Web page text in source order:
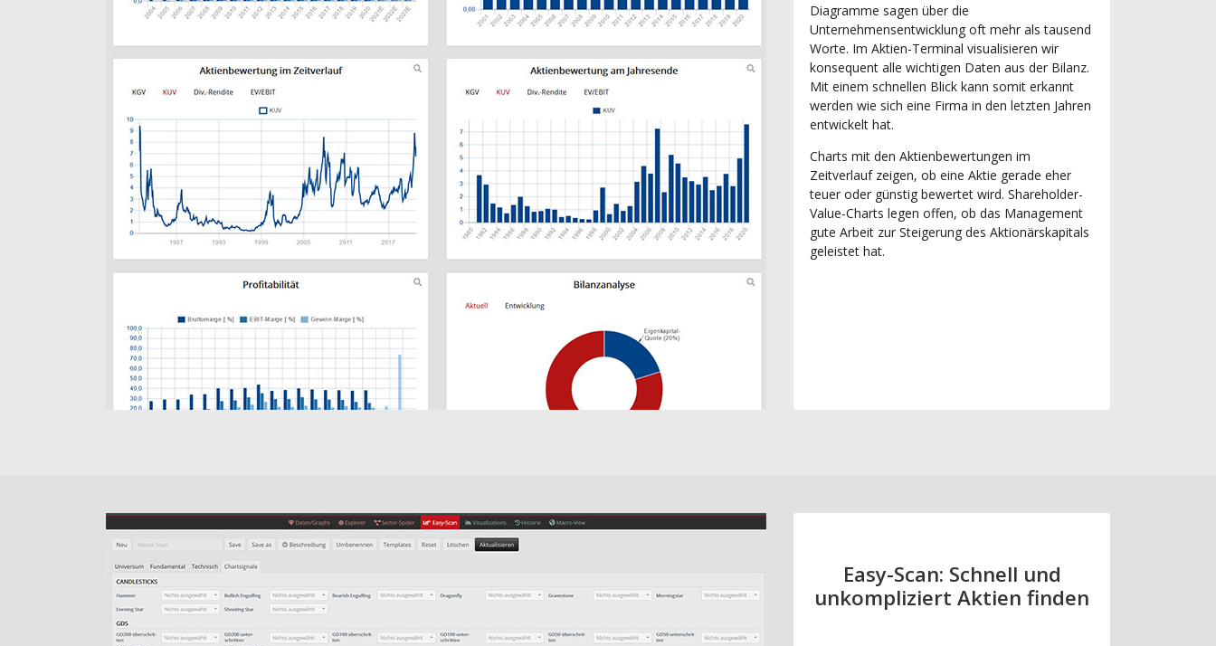
Diagramme sagen über die
Unternehmensentwicklung oft mehr als tausend
Worte. Im Aktien-Terminal visualisieren wir
konsequent alle wichtigen Daten aus der Bilanz.
Mit einem schnellen Blick kann somit erkannt
werden wie sich eine Firma in den letzten Jahren
entwickelt hat.
Charts mit den Aktienbewertungen im
Zeitverlauf zeigen, ob eine Aktie gerade eher
teuer oder günstig bewertet wird. Shareholder-
Value-Charts legen offen, ob das Management
gute Arbeit zur Steigerung des Aktionärskapitals
geleistet hat.
Easy-Scan: Schnell und
unkompliziert Aktien finden